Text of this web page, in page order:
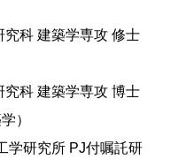
科 建築学専攻 修士
科 建築学専攻 博士
）
学研究所 PJ付嘱託研